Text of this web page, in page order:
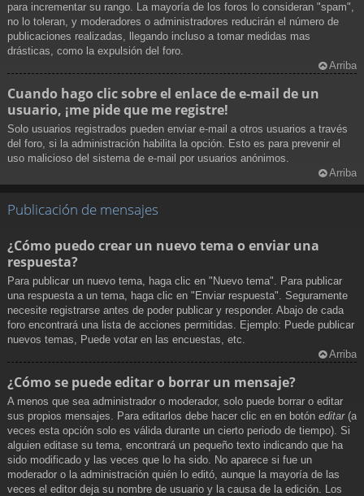
para incrementar su rango. La mayoría de los foros lo consideran "spam",
no lo toleran, y moderadores o administradores reducirán el número de
publicaciones realizadas, llegando incluso a tomar medidas mas
drásticas, como la expulsión del foro.
Arriba
Cuando hago clic sobre el enlace de e-mail de un
usuario, ¡me pide que me registre!
Solo usuarios registrados pueden enviar e-mail a otros usuarios a través
del foro, si la administración habilita la opción. Esto es para prevenir el
uso malicioso del sistema de e-mail por usuarios anónimos.
Arriba
Publicación de mensajes
¿Cómo puedo crear un nuevo tema o enviar una
respuesta?
Para publicar un nuevo tema, haga clic en "Nuevo tema". Para publicar
una respuesta a un tema, haga clic en "Enviar respuesta". Seguramente
necesite registrarse antes de poder publicar y responder. Abajo de cada
foro encontrará una lista de acciones permitidas. Ejemplo: Puede publicar
nuevos temas, Puede votar en las encuestas, etc.
Arriba
¿Cómo se puede editar o borrar un mensaje?
A menos que sea administrador o moderador, solo puede borrar o editar
sus propios mensajes. Para editarlos debe hacer clic en en botón editar(a
veces esta opción solo es válida durante un cierto periodo de tiempo). Si
alguien editase su tema, encontrará un pequeño texto indicando que ha
sido modificado y las veces que lo ha sido. No aparece si fue un
moderador o la administración quién lo editó, aunque la mayoría de las
veces el editor deja su nombre de usuario y la causa de la edición. Los